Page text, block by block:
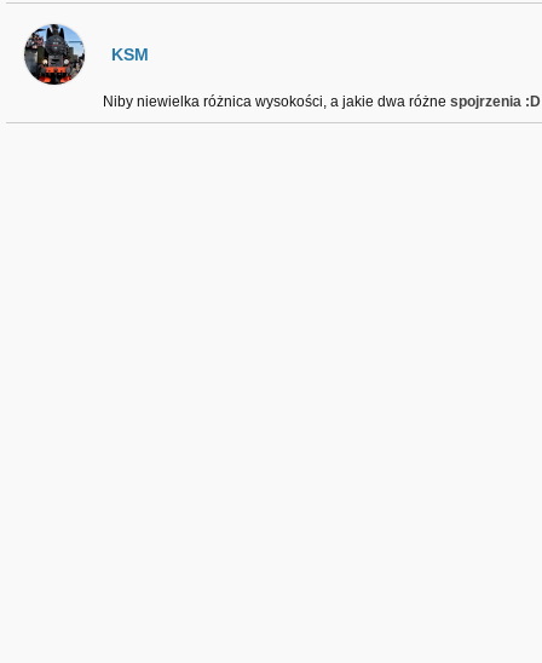
KSM
Niby niewielka różnica wysokości, a jakie dwa różne spojrzenia :D